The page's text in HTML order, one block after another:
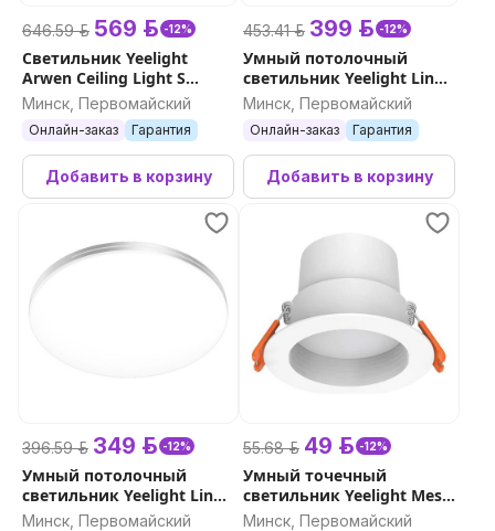
646.59 р. 569 р. -12%
Светильник Yeelight
Arwen Ceiling Light S
серия 550S
Минск, Первомайский
Онлайн-заказ Гарантия
Добавить в корзину
453.41 р. 399 р. -12%
Умный потолочный
светильник Yeelight Line
Ceiling Light C480
Минск, Первомайский
Онлайн-заказ Гарантия
Добавить в корзину
396.59 р. 349 р. -12%
Умный потолочный
светильник Yeelight Line
Ceiling Light C400
Минск, Первомайский
55.68 р. 49 р. -12%
Умный точечный
светильник Yeelight Mesh
Downlight M2 Lite
Минск, Первомайский